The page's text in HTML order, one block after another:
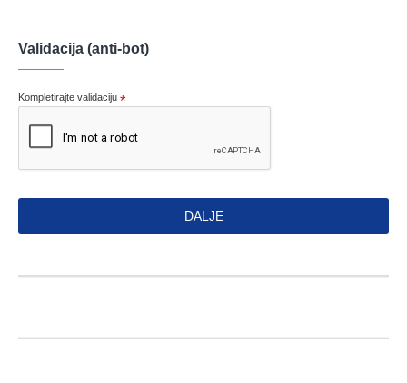
Validacija (anti-bot)
Kompletirajte validaciju
DALJE